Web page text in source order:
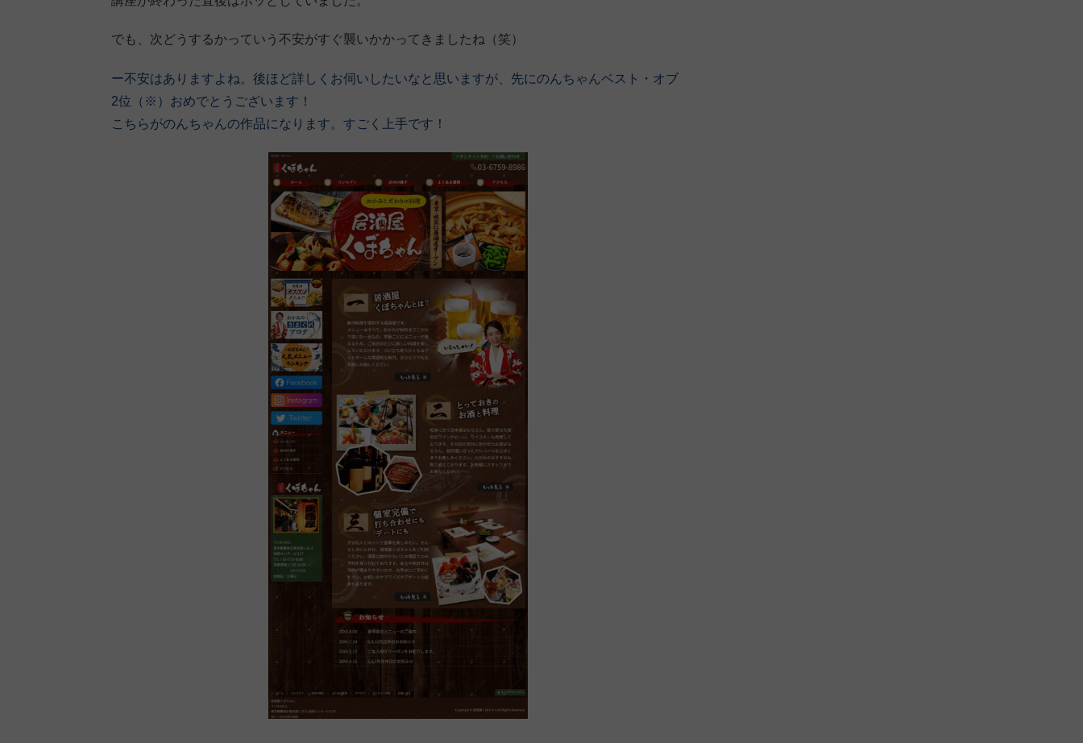
でも、次どうするかっていう不安がすぐ襲いかかってきましたね（笑）
ー不安はありますよね。後ほど詳しくお伺いしたいなと思いますが、先にのんちゃんベスト・オブ
2位（※）おめでとうございます！
こちらがのんちゃんの作品になります。すごく上手です！